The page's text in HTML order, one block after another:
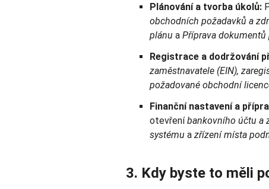
Plánování a tvorba úkolů:
obchodních požadavků a
plánu a Příprava dokumentů
Registrace a dodržování
zaměstnavatele (EIN),
požadované obchodní
Finanční nastavení a
otevřeníbankovního účtu a
systému a zřízení místa
3. Kdy byste to měli